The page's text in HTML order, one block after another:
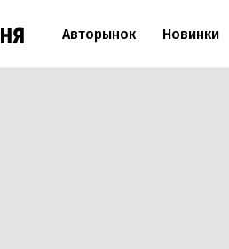
Авторынок Новинки